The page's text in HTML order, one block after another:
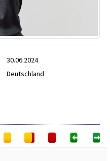
30.06.2024
Deutschland